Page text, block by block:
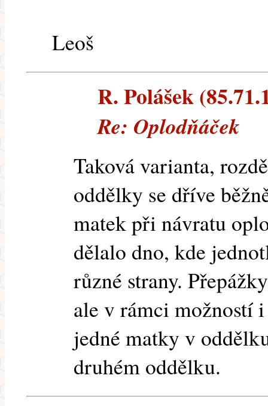
Leoš
R. Polášek
Re: Oplodňáček
Taková varianta,
oddělky se dříve
matek při návratu
dělalo dno, kde
různé strany.
ale v rámci možností
jedné matky v
druhém oddělku.